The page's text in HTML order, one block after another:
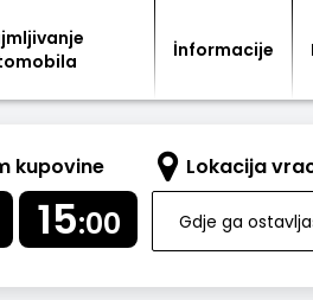
İnformacije
kupovine
15:00
Lokacija
Gdje ga